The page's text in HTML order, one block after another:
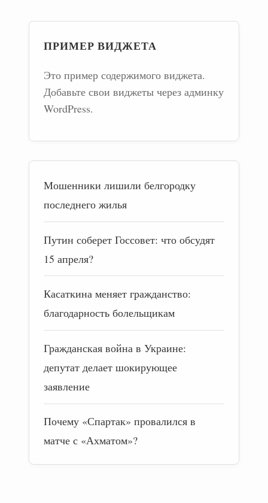
ПРИМЕР ВИДЖЕТА
Это пример содержимого виджета.
Добавьте свои виджеты через админку
WordPress.
Мошенники лишили белгородку
последнего жилья
Путин соберет Госсовет: что обсудят
15 апреля?
Касаткина меняет гражданство:
благодарность болельщикам
Гражданская война в Украине:
депутат делает шокирующее
заявление
Почему «Спартак» провалился в
матче с «Ахматом»?